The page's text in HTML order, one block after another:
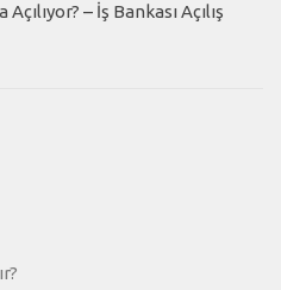
– İş Bankası Açılış